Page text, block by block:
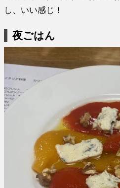
し、いい感じ！
夜ごはん